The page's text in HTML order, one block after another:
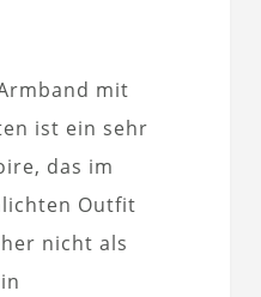
mit
ist ein sehr
das im
Outfit
nicht als